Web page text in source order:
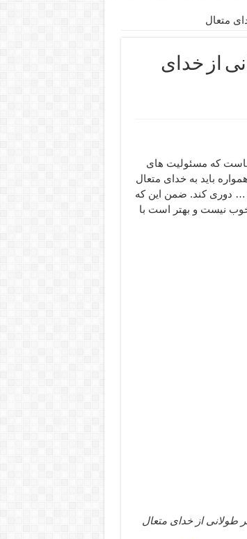
متعال
از خدای
که مسئولیت های
باید به خدای متعال
دوری کند. ضمن این که
نیست و بهتر است با
از خدای متعال